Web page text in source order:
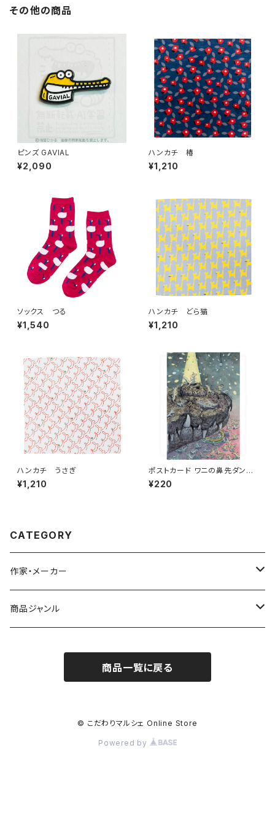
その他の商品
ピンズ GAVIAL
¥2,090
ハンカチ 椿
¥1,210
ソックス つる
¥1,540
ハンカチ どら猫
¥1,210
ハンカチ うさぎ
¥1,210
ポストカード ワニの鼻先ダンシ
ング
¥220
CATEGORY
作家・メーカー
雨宮ひかる
商品ジャンル
シール／ステッカー
商品一覧に戻る
© こだわりマルシェ Online Store
Powered by